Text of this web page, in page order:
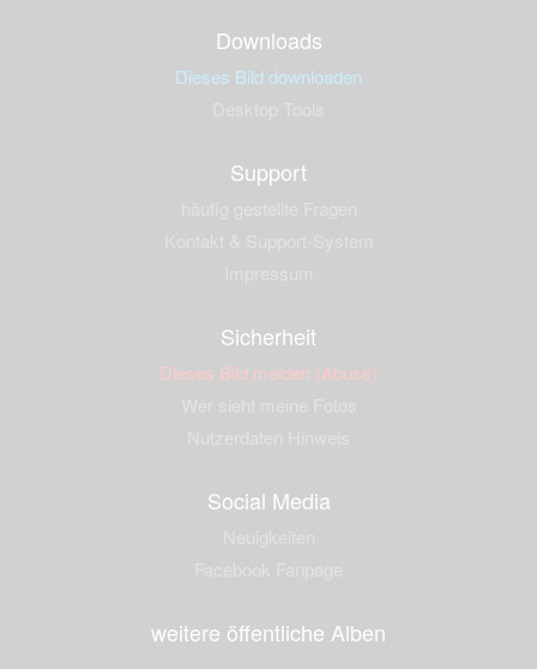
Downloads
Dieses Bild downloaden
Support
Sicherheit
Dieses Bild melden (Abuse)
Social Media
weitere öffentliche Alben